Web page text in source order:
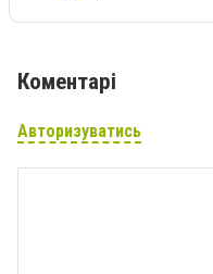
Коментарі
Авторизуватись